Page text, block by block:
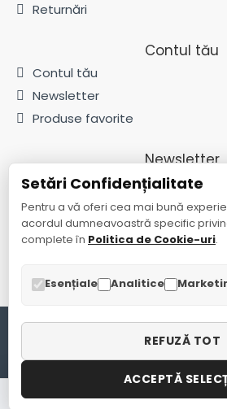
Returnări
Contul tău
Contul tău
Newsletter
Produse favorite
Newsletter
Fii la curent cu noutățile și promoțiile
Setări Confidențialitate
Pentru a vă oferi cea mai bună
acordul dumneavoastră specific
complete în Politica de Cookie-uri.
Esențiale Analitice
REFUZĂ TOT
ACCEPTĂ